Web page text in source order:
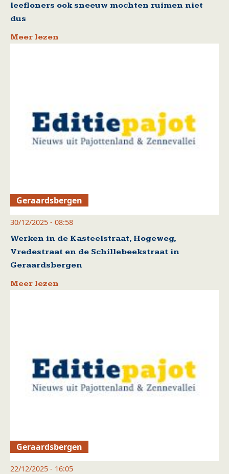
leefloners ook sneeuw mochten ruimen niet
dus
Meer lezen
Geraardsbergen
30/12/2025 - 08:58
Werken in de Kasteelstraat, Hogeweg,
Vredestraat en de Schillebeekstraat in
Geraardsbergen
Meer lezen
Geraardsbergen
22/12/2025 - 16:05